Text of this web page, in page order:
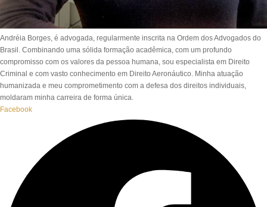
Andréia Borges, é advogada, regularmente inscrita na Ordem dos Advogados do
Brasil. Combinando uma sólida formação acadêmica, com um profundo
compromisso com os valores da pessoa humana, sou especialista em Direito
Criminal e com vasto conhecimento em Direito Aeronáutico. Minha atuação
humanizada e meu comprometimento com a defesa dos direitos individuais,
moldaram minha carreira de forma única.
Facebook